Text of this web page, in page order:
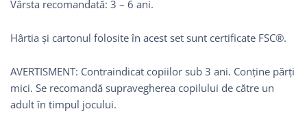
Vârsta recomandată: 3 – 6 ani.
Hârtia și cartonul folosite în acest set sunt certificate FSC®.
AVERTISMENT: Contraindicat copiilor sub 3 ani. Conține părți
mici. Se recomandă supravegherea copilului de către un
adult în timpul jocului.